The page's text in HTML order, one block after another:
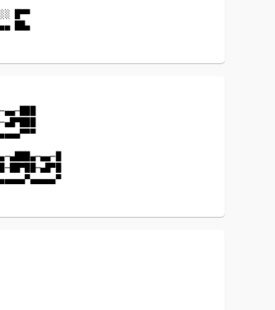
█▀▀
▀▄▀▄▀ █▀█ █▀█ █▄▄ ██▄
▀▀▄▄▄▀▄▄▄▀▀▄▀▄▀▄▄▀▄▄▀▄▄▄▄▄▀▄▄▄▄▄▀